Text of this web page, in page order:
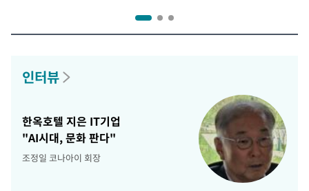
인터뷰
한옥호텔 지은 IT기업
"AI시대, 문화 판다"
조정일 코나아이 회장